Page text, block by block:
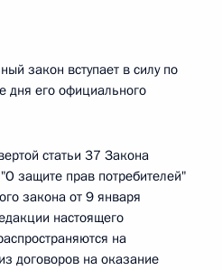
закон вступает в силу по
дня его официального
статьи 37 Закона
защите прав потребителей"
закона от 9 января
настоящего
на
договоров на оказание